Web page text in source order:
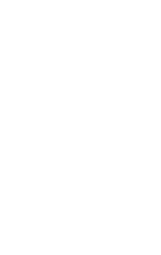
аккуратной